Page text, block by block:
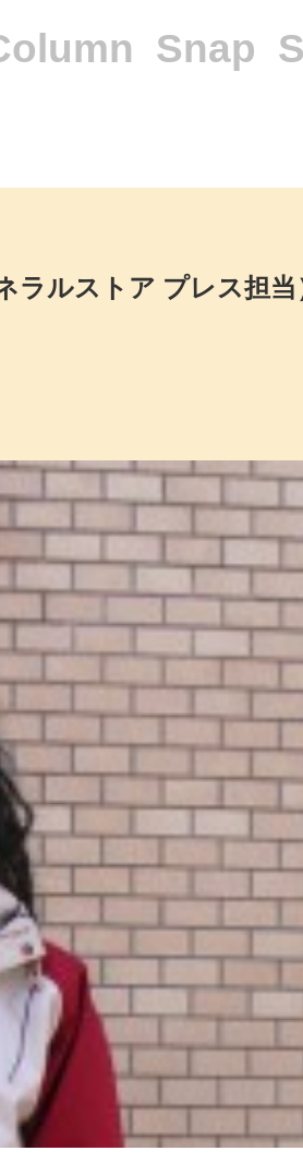
Snap
ラルストア プレス担当